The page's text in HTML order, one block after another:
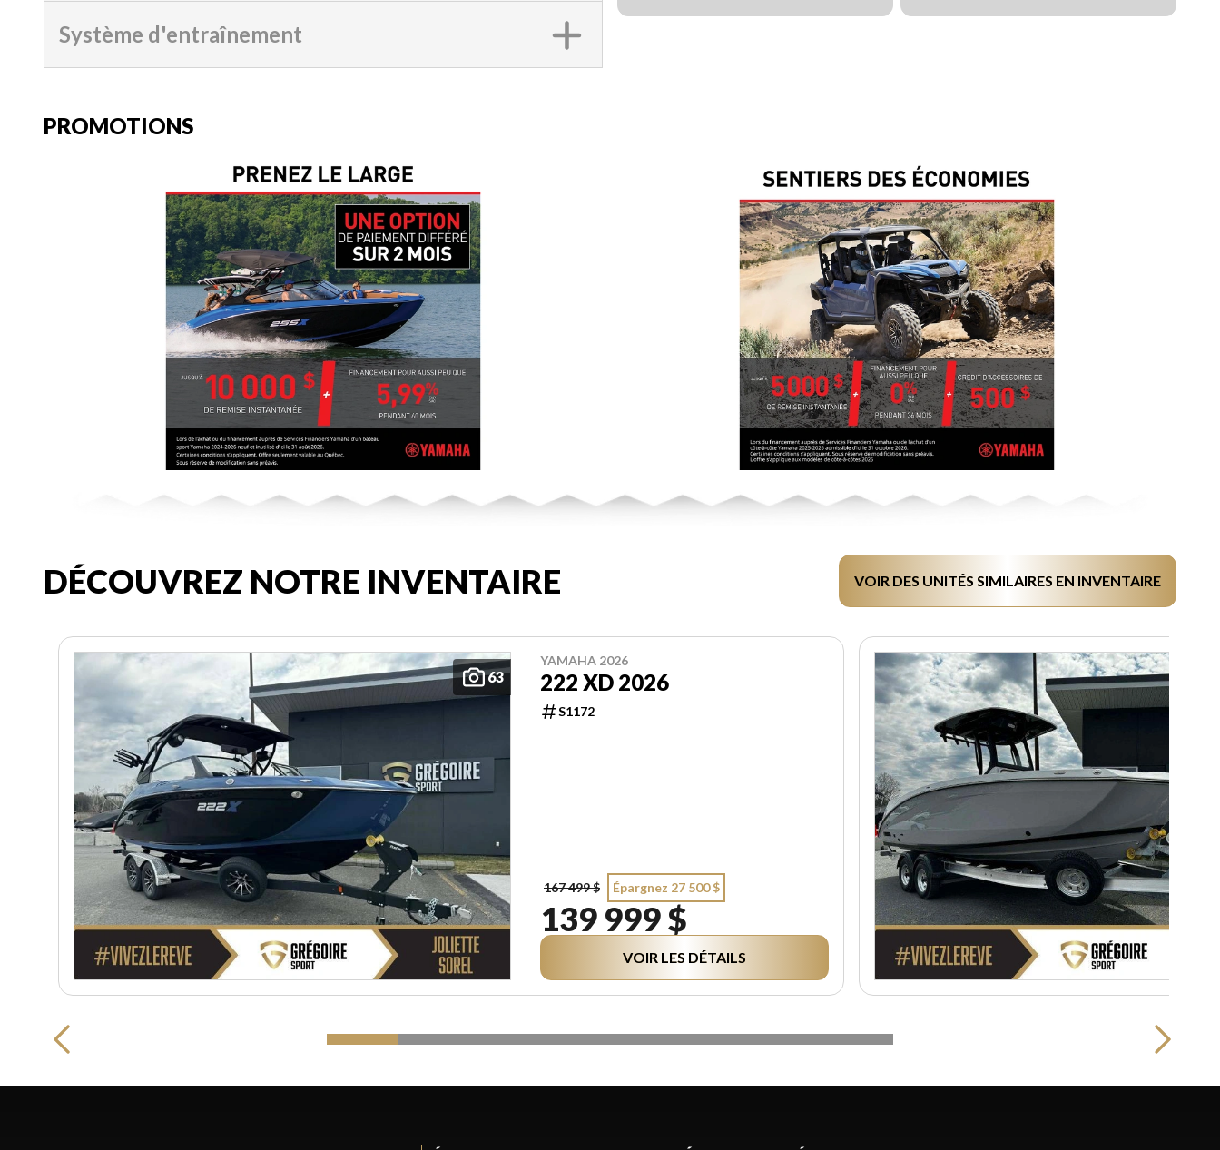
Système d'entraînement
PROMOTIONS
DÉCOUVREZ NOTRE INVENTAIRE VOIR DES UNITÉS SIMILAIRES EN INVENTAIRE
63
YAMAHA 2026
222 XD 2026
S1172
167 499 $ Épargnez 27 500 $
139 999 $
VOIR LES DÉTAILS